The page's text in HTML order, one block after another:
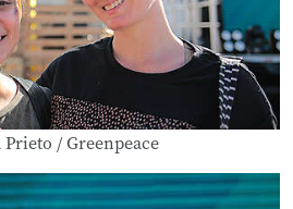
/ Greenpeace